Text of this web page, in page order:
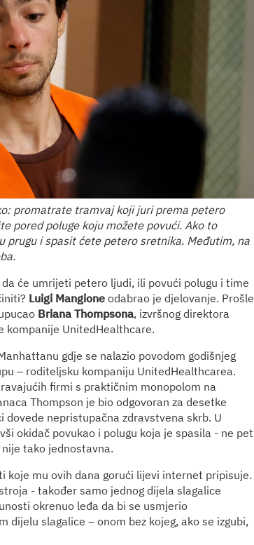
promatrate tramvaj koji juri prema petero
pored poluge koju možete povući. Ako to
prugu i spasit ćete petero sretnika. Međutim, na
će umrijeti petero ljudi, ili povući polugu i time
Luigi Mangioneodabrao je djelovanje. Prošle
Briana Thompsona, izvršnog direktora
kompanije UnitedHealthcare.
gdje se nalazio povodom godišnjeg
– roditeljsku kompaniju UnitedHealthcarea.
firmi s praktičnim monopolom na
Thompson je bio odgovoran za desetke
nepristupačna zdravstvena skrb. U
okidač povukao i polugu koja je spasila - ne pet
tako jednostavna.
koje mu ovih dana gorući lijevi internet pripisuje.
- također samo jednog dijela slagalice
okrenuo leđa da bi se usmjerio
dijelu slagalice – onom bez kojeg, ako se izgubi,